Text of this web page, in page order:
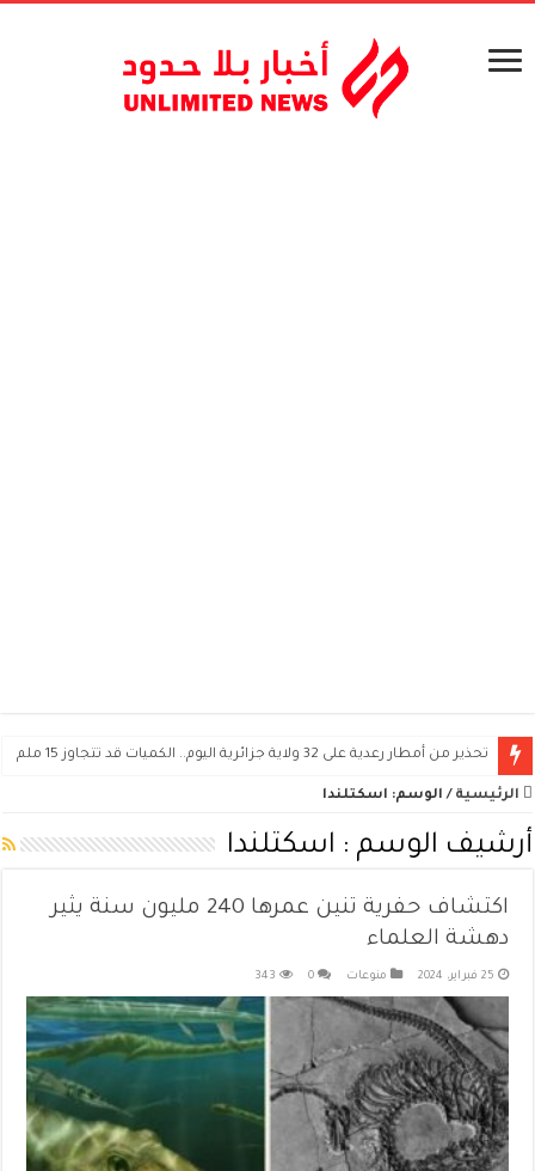
تحذير من أمطار رعدية على 32 ولاية جزائرية اليوم.. الكميات قد تتجاوز 15 ملم
الرئيسية / الوسم: اسكتلندا
أرشيف الوسم : اسكتلندا
اكتشاف حفرية تنين عمرها 240 مليون سنة يثير
دهشة العلماء
25 فبراير، 2024 منوعات 0
343